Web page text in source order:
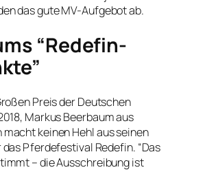
das gute MV-Aufgebot ab.
“Redefin-
Preis der Deutschen
Markus Beerbaum aus
keinen Hehl aus seinen
Pferdefestival Redefin. “Das
– die Ausschreibung ist